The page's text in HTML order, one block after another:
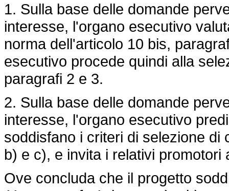
1. Sulla base delle domande
interesse, l'organo esecutivo
norma dell'articolo 10 bis,
esecutivo procede quindi alla
paragrafi 2 e 3.
2. Sulla base delle domande
interesse, l'organo esecutivo
soddisfano i criteri di selezione di
b) e c), e invita i relativi
Ove concluda che il progetto